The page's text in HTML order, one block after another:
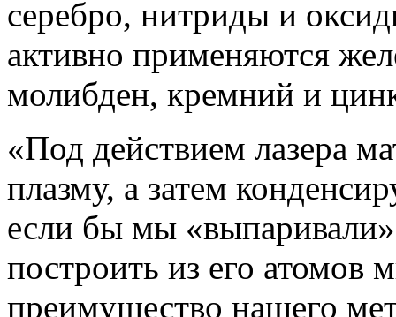
серебро, нитриды и
активно применяются
молибден, кремний и
«Под действием лазера
плазму, а затем
если бы мы
построить из его атомов
преимущество нашего